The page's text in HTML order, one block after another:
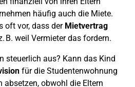
häufig auch die Miete.
oft vor, dass der Mietvertrag
B. weil Vermieter das fordern.
steuerlich aus? Kann das Kind
für die Studentenwohnung
obwohl die Eltern